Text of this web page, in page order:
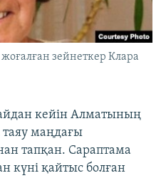
зейнеткер Клара
айдан кейін Алматының
таяу маңдағы
тапқан. Сараптама
күні қайтыс болған